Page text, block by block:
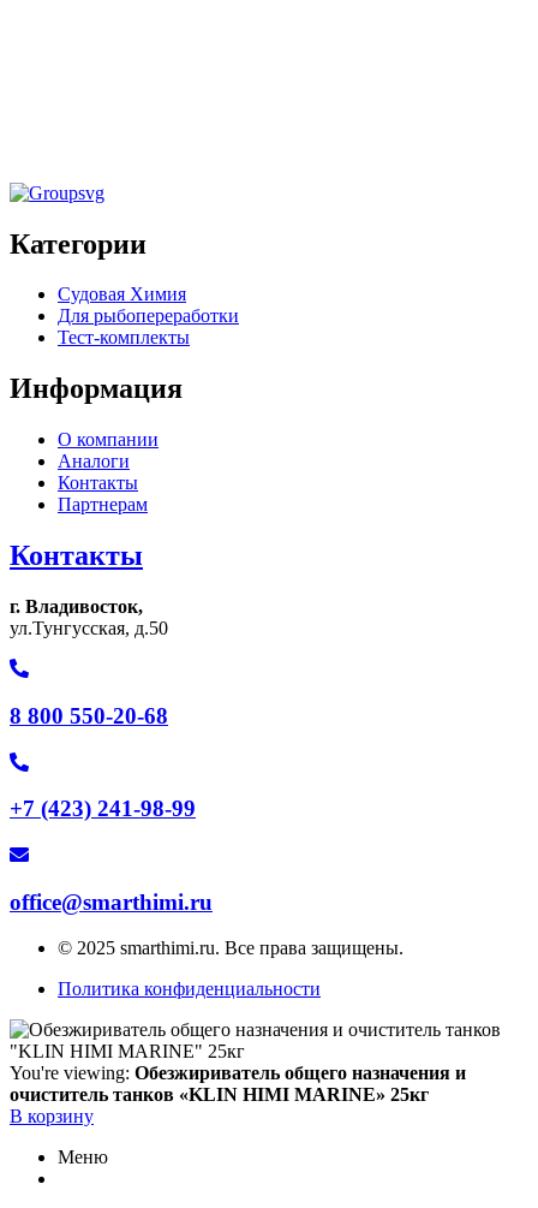
Категории
Судовая Химия
Для рыбопереработки
Тест-комплекты
Информация
О компании
Аналоги
Контакты
Партнерам
Контакты
г. Владивосток,
ул.Тунгусская, д.50
8 800 550-20-68
+7 (423) 241-98-99
office@smarthimi.ru
© 2025 smarthimi.ru. Все права защищены.
Политика конфиденциальности
You're viewing: Обезжириватель общего назначения и
очиститель танков «KLIN HIMI MARINE» 25кг
В корзину
Меню